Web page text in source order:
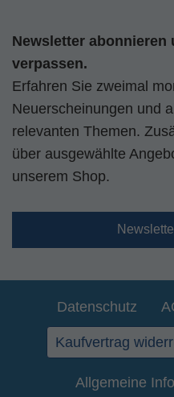
Newsletter abonnieren
verpassen.
Erfahren Sie zweimal
Neuerscheinungen und
relevanten Themen.
über ausgewählte
unserem Shop.
Datenschutz
Kaufvertrag
Allgemeine